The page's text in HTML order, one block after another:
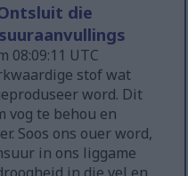
die
08:09:11 UTC
stof wat
word. Dit
vog te behou en
Soos ons ouer word,
in ons liggame